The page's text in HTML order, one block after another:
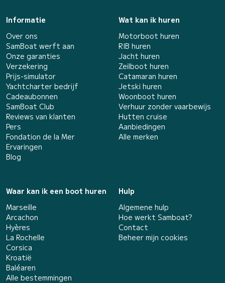
Informatie
Over ons
SamBoat werft aan
Onze garanties
Verzekering
Prijs-simulator
Yachtcharter bedrijf
Cadeaubonnen
SamBoat Club
Reviews van klanten
Pers
Fondation de la Mer
Ervaringen
Blog
Wat kan ik huren
Motorboot huren
RIB huren
Jacht huren
Zeilboot huren
Catamaran huren
Jetski huren
Woonboot huren
Verhuur zonder vaarbewijs
Hutten cruise
Aanbiedingen
Alle merken
Waar kan ik een boot huren
Marseille
Arcachon
Hyères
La Rochelle
Corsica
Kroatië
Baléaren
Alle bestemmingen
Hulp
Algemene hulp
Hoe werkt Samboat?
Contact
Beheer mijn cookies